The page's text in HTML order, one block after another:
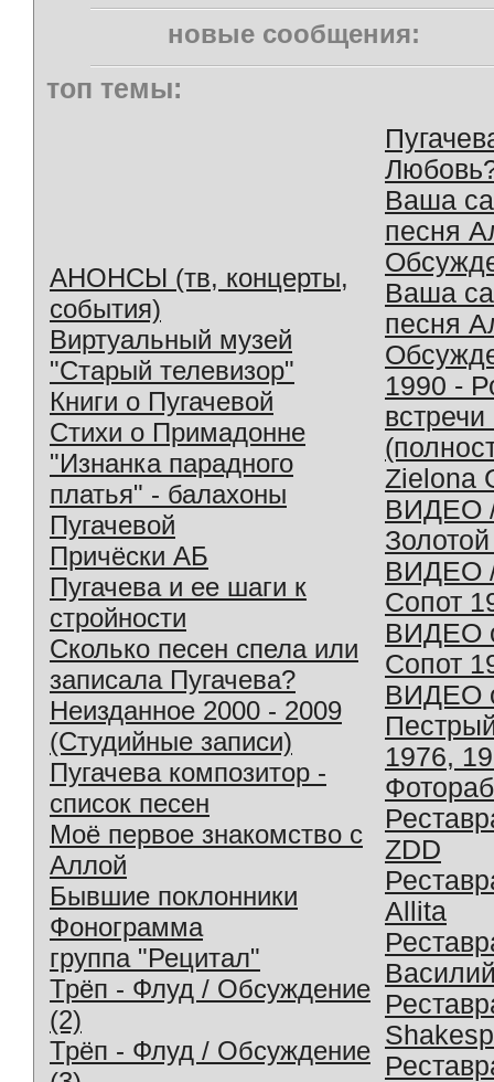
новые сообщения:
топ темы:
АНОНСЫ (тв, концерты,
события)
Виртуальный музей
"Старый телевизор"
Книги о Пугачевой
Стихи о Примадонне
"Изнанка парадного
платья" - балахоны
Пугачевой
Причёски АБ
Пугачева и ее шаги к
стройности
Сколько песен спела или
записала Пугачева?
Неизданное 2000 - 2009
(Студийные записи)
Пугачева композитор -
список песен
Моё первое знакомство с
Аллой
Бывшие поклонники
Фонограмма
группа "Рецитал"
Трёп - Флуд / Обсуждение
(2)
Трёп - Флуд / Обсуждение
Ваша
песня
Ваша
песня
1990 -
Zielona
ВИДЕО
ВИДЕО
Сопот
ВИДЕО
Сопот
ВИДЕО
1976,
ZDD
Allita